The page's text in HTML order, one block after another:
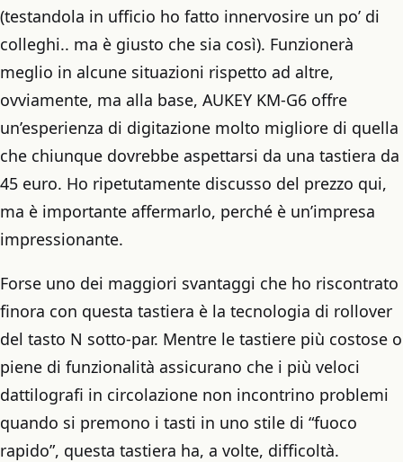
(testandola in ufficio ho fatto innervosire un po’ di
colleghi.. ma è giusto che sia così). Funzionerà
meglio in alcune situazioni rispetto ad altre,
ovviamente, ma alla base, AUKEY KM-G6 offre
un’esperienza di digitazione molto migliore di quella
che chiunque dovrebbe aspettarsi da una tastiera da
45 euro. Ho ripetutamente discusso del prezzo qui,
ma è importante affermarlo, perché è un’impresa
impressionante.
Forse uno dei maggiori svantaggi che ho riscontrato
finora con questa tastiera è la tecnologia di rollover
del tasto N sotto-par. Mentre le tastiere più costose o
piene di funzionalità assicurano che i più veloci
dattilografi in circolazione non incontrino problemi
quando si premono i tasti in uno stile di “fuoco
rapido”, questa tastiera ha, a volte, difficoltà.